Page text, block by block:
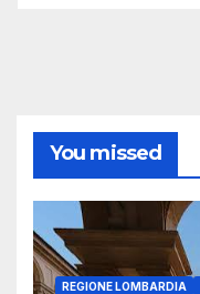
You missed
REGIONE LOMBARDIA